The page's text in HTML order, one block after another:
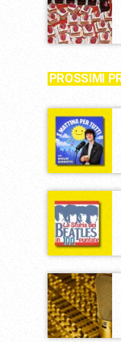
PROSSIMI